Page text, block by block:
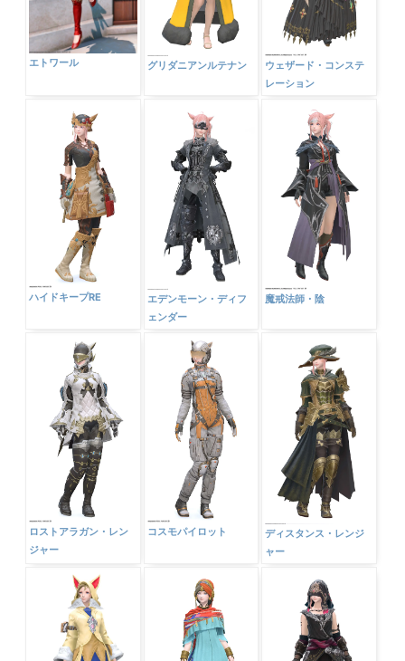
エトワール グリダニアンルテナン
ウェザード・コンステ
レーション
ハイドキープRE
エデンモーン・ディフ
ェンダー
魔戒法師・陰
ロストアラガン・レン
ジャー
コスモパイロット
ディスタンス・レンジ
ャー